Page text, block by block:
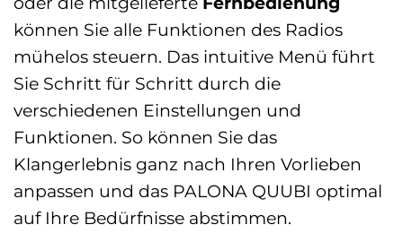
können Sie alle Funktionen des Radios
mühelos steuern. Das intuitive Menü führt
Sie Schritt für Schritt durch die
verschiedenen Einstellungen und
Funktionen. So können Sie das
Klangerlebnis ganz nach Ihren Vorlieben
anpassen und das PALONA QUUBI optimal
auf Ihre Bedürfnisse abstimmen.